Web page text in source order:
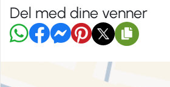
Del med dine venner